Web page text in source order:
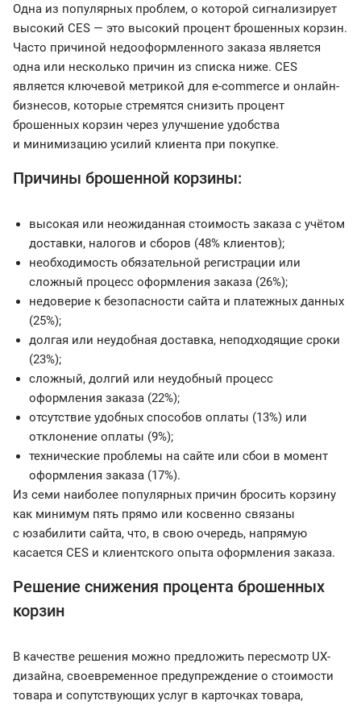
Одна из популярных проблем, о которой сигнализирует
высокий CES — это высокий процент брошенных корзин.
Часто причиной недооформленного заказа является
одна или несколько причин из списка ниже. CES
является ключевой метрикой для e-commerce и онлайн-
бизнесов, которые стремятся снизить процент
брошенных корзин через улучшение удобства
и минимизацию усилий клиента при покупке.
Причины брошенной корзины:
высокая или неожиданная стоимость заказа с учётом
доставки, налогов и сборов (48% клиентов);
необходимость обязательной регистрации или
сложный процесс оформления заказа (26%);
недоверие к безопасности сайта и платежных данных
(25%);
долгая или неудобная доставка, неподходящие сроки
(23%);
сложный, долгий или неудобный процесс
оформления заказа (22%);
отсутствие удобных способов оплаты (13%) или
отклонение оплаты (9%);
технические проблемы на сайте или сбои в момент
оформления заказа (17%).
Из семи наиболее популярных причин бросить корзину
как минимум пять прямо или косвенно связаны
с юзабилити сайта, что, в свою очередь, напрямую
касается CES и клиентского опыта оформления заказа.
Решение снижения процента брошенных
корзин
В качестве решения можно предложить пересмотр UX-
дизайна, своевременное предупреждение о стоимости
товара и сопутствующих услуг в карточках товара,